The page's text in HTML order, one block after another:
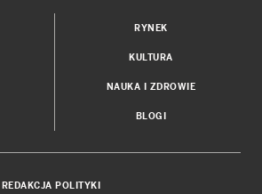
RYNEK
KULTURA
NAUKA I ZDROWIE
BLOGI
REDAKCJA POLITYKI